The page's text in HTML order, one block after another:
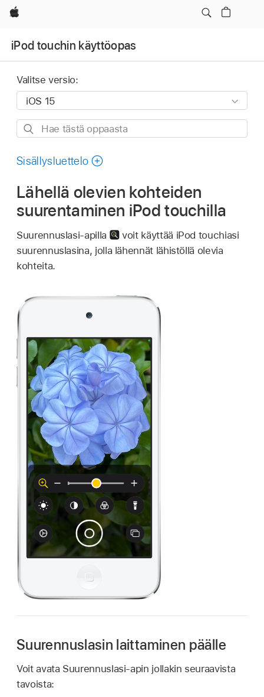
Apple
iPod touchin käyttöopas
Valitse versio:
Hae
oppaasta
Sisällysluettelo
Lähellä olevien kohteiden
suurentaminen iPod touchilla
Suurennuslasi-apilla
voit käyttää iPod touchiasi
suurennuslasina, jolla lähennät lähistöllä olevia
kohteita.
Suurennuslasin laittaminen päälle
Voit avata Suurennuslasi-apin jollakin seuraavista
tavoista: